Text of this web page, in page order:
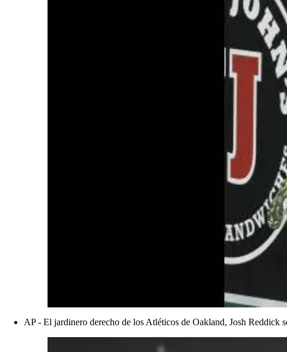
AP - El jardinero derecho de los Atléticos de Oakland, Josh Reddick